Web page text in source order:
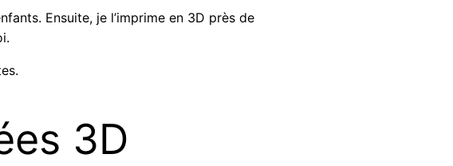
Ensuite, je l’imprime en 3D près de
3D